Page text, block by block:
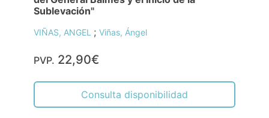
Sublevación"
VIÑAS, ANGEL ; Viñas, Ángel
PVP. 22,90€
Consulta disponibilidad